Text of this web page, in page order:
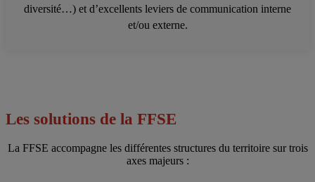
diversité…) et d’excellents leviers de communication interne
et/ou externe.
Les solutions de la FFSE
La FFSE accompagne les différentes structures du territoire sur trois
axes majeurs :